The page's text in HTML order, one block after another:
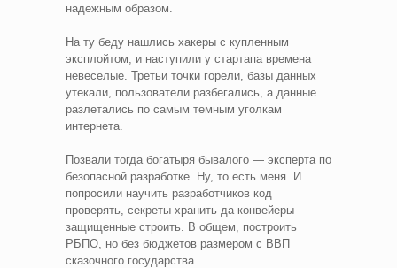
надежным образом.
На ту беду нашлись хакеры с купленным
эксплойтом, и наступили у стартапа времена
невеселые. Третьи точки горели, базы данных
утекали, пользователи разбегались, а данные
разлетались по самым темным уголкам
интернета.
Позвали тогда богатыря бывалого — эксперта по
безопасной разработке. Ну, то есть меня. И
попросили научить разработчиков код
проверять, секреты хранить да конвейеры
защищенные строить. В общем, построить
РБПО, но без бюджетов размером с ВВП
сказочного государства.